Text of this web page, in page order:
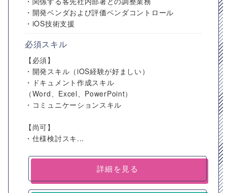
・開発ベンダおよび評価ベンダコントロール
・iOS技術支援
必須スキル
【必須】
・開発スキル（iOS経験が好ましい）
・ドキュメント作成スキル
（Word、Excel、PowerPoint）
・コミュニケーションスキル
【尚可】
・仕様検討スキ...
詳細を見る